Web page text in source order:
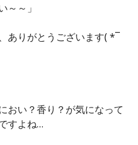
～～」
ありがとうございます( *¯
おい？香り？が気になって
すよね…